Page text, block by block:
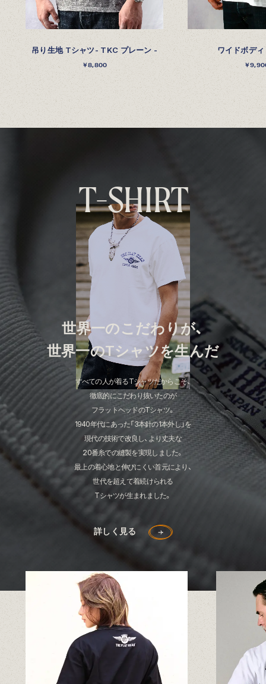
吊り生地 Tシャツ- TKC プレーン -
￥8,800
ワイドボデ
￥
T-SHIRT
世界一のこだわりが、
世界一のTシャツを生んだ
すべての人が着るTシャツだからこそ、
徹底的にこだわり抜いたのが
フラットヘッドのTシャツ。
1940年代にあった「3本針の1本外し」を
現代の技術で改良し、より丈夫な
20番糸での縫製を実現しました。
最上の着心地と伸びにくい首元により、
世代を超えて着続けられる
Tシャツが生まれました。
詳しく見る